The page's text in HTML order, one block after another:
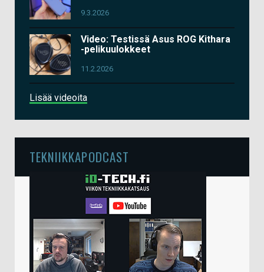
9.3.2026
Video: Testissä Asus ROG Kithara
-pelikuulokkeet
11.2.2026
Lisää videoita
TEKNIIKKAPODCAST